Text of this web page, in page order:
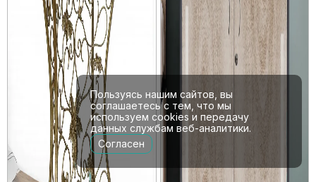
Пользуясь нашим сайтов, вы
соглашаетесь с тем, что мы
используем cookies и передачу
данных службам веб-аналитики.
Согласен